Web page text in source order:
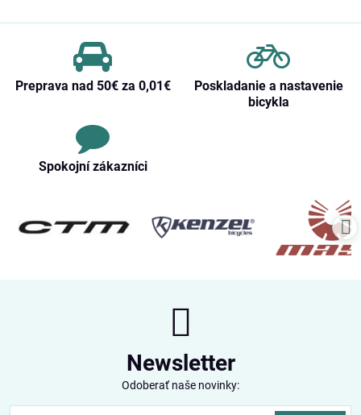
Preprava nad 50€ za 0,01€
Poskladanie a nastavenie
bicykla
Spokojní zákazníci
Newsletter
Odoberať naše novinky: